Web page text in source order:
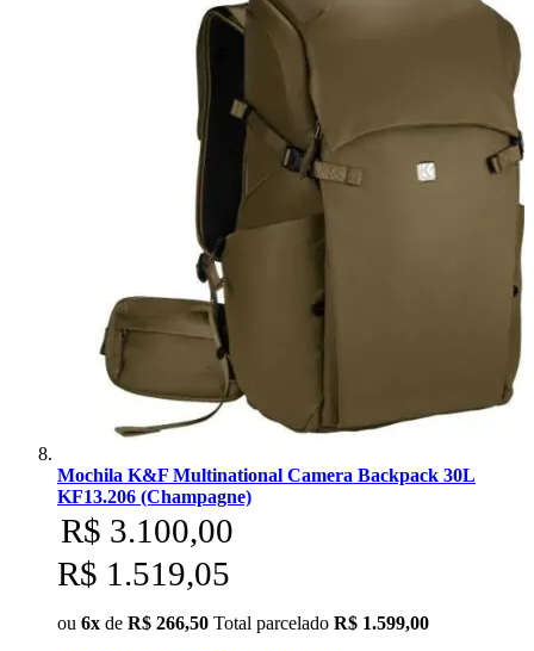
Mochila K&F Multinational Camera Backpack 30L
KF13.206 (Champagne)
R$ 3.100,00
R$ 1.519,05
ou 6x de R$ 266,50 Total parcelado R$ 1.599,00